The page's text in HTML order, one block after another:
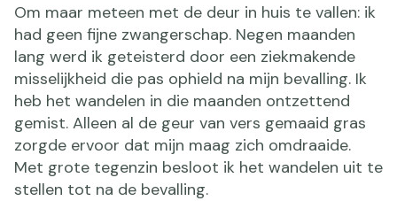
Om maar meteen met de deur in huis te vallen: ik
had geen fijne zwangerschap. Negen maanden
lang werd ik geteisterd door een ziekmakende
misselijkheid die pas ophield na mijn bevalling. Ik
heb het wandelen in die maanden ontzettend
gemist. Alleen al de geur van vers gemaaid gras
zorgde ervoor dat mijn maag zich omdraaide.
Met grote tegenzin besloot ik het wandelen uit te
stellen tot na de bevalling.